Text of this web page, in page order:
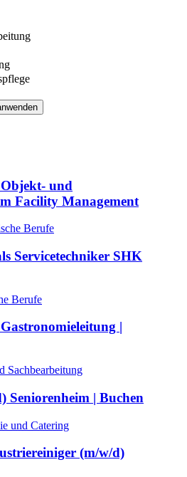
und
Facility Management
Berufe
Servicetechniker SHK
Berufe
|
Sachbearbeitung
Seniorenheim | Buchen
und Catering
(m/w/d)